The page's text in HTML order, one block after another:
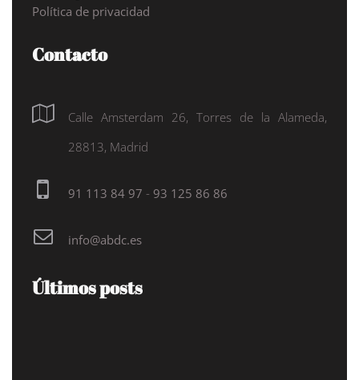
Política de privacidad
Contacto
Calle Amsterdam 26, Torres de la Alameda,
28813, Madrid
91 113 84 97 - 93 125 86 86
info@abdc.es
Últimos posts